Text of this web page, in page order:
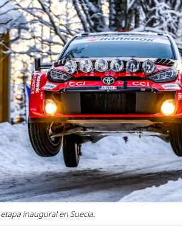
inaugural en Suecia.